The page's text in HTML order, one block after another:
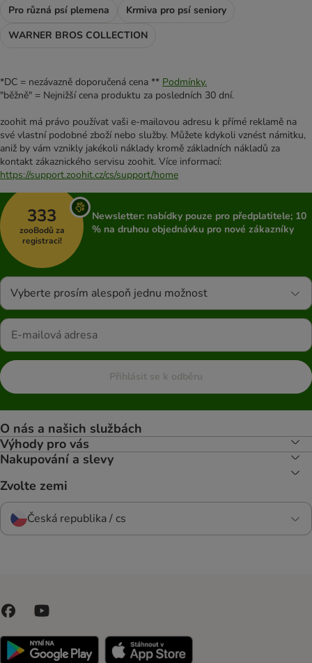
Pro různá psí plemena
Krmiva pro psí seniory
WARNER BROS COLLECTION
*DC = nezávazně doporučená cena ** Podmínky.
"běžně" = Nejnižší cena produktu za posledních 30 dní.
zoohit má právo používat vaši e-mailovou adresu k přímé reklamě na
své vlastní podobné zboží nebo služby. Můžete kdykoli vznést námitku,
aniž by vám vznikly jakékoli náklady kromě základních nákladů za
kontakt zákaznického servisu zoohit. Více informací:
https://support.zoohit.cz/cs/support/home
333
zooBodů za
registraci!
Newsletter: nabídky pouze pro předplatitele; 10
% na druhou objednávku pro nové zákazníky
Vyberte prosím alespoň jednu možnost
Přihlásit se k odběru
O nás a našich službách
Výhody pro vás
Nakupování a slevy
Zvolte zemi
Česká republika / cs